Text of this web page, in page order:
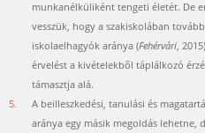
munkanélküliként tengeti életét. De
vesszük, hogy a szakiskolában
iskolaelhagyók aránya (Fehérvári,
érvelést a kivételekből táplálkozó
támasztja alá.
5.
A beilleszkedési, tanulási és
aránya egy másik megoldás lehetne,